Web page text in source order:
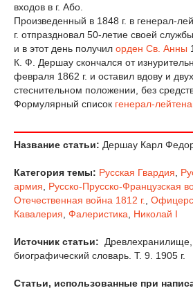
входов в г. Або.
Произведенный в 1848 г. в генерал-
г. отпраздновал 50-летие своей
и в этот день получил орден Св. Анны
К. Ф. Дершау скончался от
февраля 1862 г. и оставил вдову и
стеснительном положении, без
Формулярный список генерал-
Название статьи: Дершау Карл
Категория темы: Русская Гвардия
армия
Русско-Прусско-Французская
Отечественная война 1812 г.
Кавалерия Фалеристика Николай I
Источник статьи:
Древлехранилище,
биографический словарь. Т. 9. 1905 г.
Статьи, использованные при